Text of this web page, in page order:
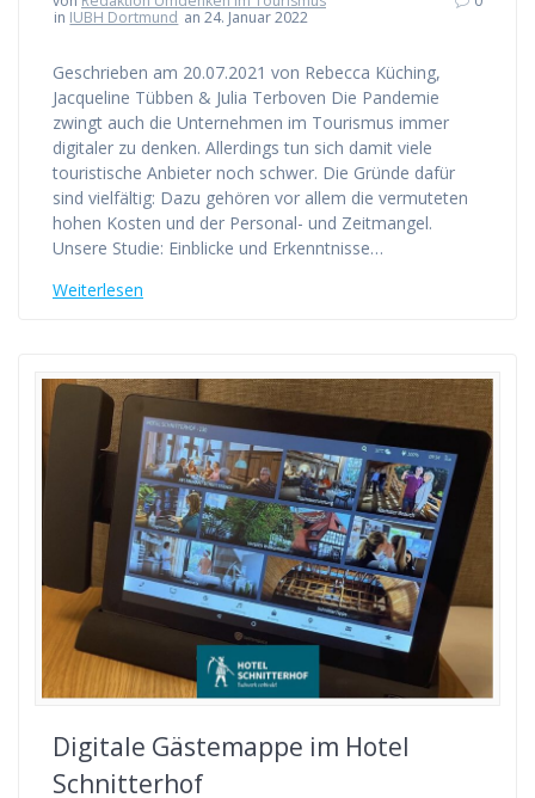
in IUBH Dortmund an 24. Januar 2022
Geschrieben am 20.07.2021 von Rebecca Küching,
Jacqueline Tübben & Julia Terboven Die Pandemie
zwingt auch die Unternehmen im Tourismus immer
digitaler zu denken. Allerdings tun sich damit viele
touristische Anbieter noch schwer. Die Gründe dafür
sind vielfältig: Dazu gehören vor allem die vermuteten
hohen Kosten und der Personal- und Zeitmangel.
Unsere Studie: Einblicke und Erkenntnisse…
Weiterlesen
Digitale Gästemappe im Hotel
Schnitterhof